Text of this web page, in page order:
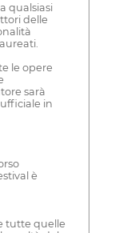
qualsiasi
delle
le opere
sarà
in
è
tutte quelle